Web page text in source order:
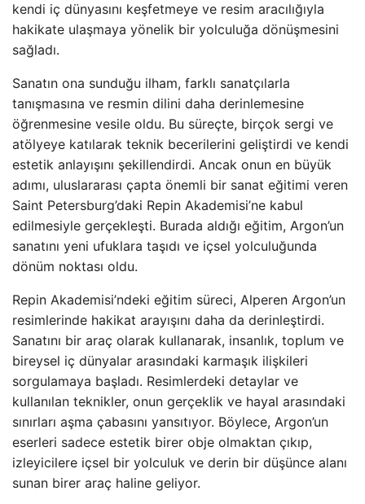
kendi iç dünyasını keşfetmeye ve resim aracılığıyla
hakikate ulaşmaya yönelik bir yolculuğa dönüşmesini
sağladı.
Sanatın ona sunduğu ilham, farklı sanatçılarla
tanışmasına ve resmin dilini daha derinlemesine
öğrenmesine vesile oldu. Bu süreçte, birçok sergi ve
atölyeye katılarak teknik becerilerini geliştirdi ve kendi
estetik anlayışını şekillendirdi. Ancak onun en büyük
adımı, uluslararası çapta önemli bir sanat eğitimi veren
Saint Petersburg’daki Repin Akademisi’ne kabul
edilmesiyle gerçekleşti. Burada aldığı eğitim, Argon’un
sanatını yeni ufuklara taşıdı ve içsel yolculuğunda
dönüm noktası oldu.
Repin Akademisi’ndeki eğitim süreci, Alperen Argon’un
resimlerinde hakikat arayışını daha da derinleştirdi.
Sanatını bir araç olarak kullanarak, insanlık, toplum ve
bireysel iç dünyalar arasındaki karmaşık ilişkileri
sorgulamaya başladı. Resimlerdeki detaylar ve
kullanılan teknikler, onun gerçeklik ve hayal arasındaki
sınırları aşma çabasını yansıtıyor. Böylece, Argon’un
eserleri sadece estetik birer obje olmaktan çıkıp,
izleyicilere içsel bir yolculuk ve derin bir düşünce alanı
sunan birer araç haline geliyor.